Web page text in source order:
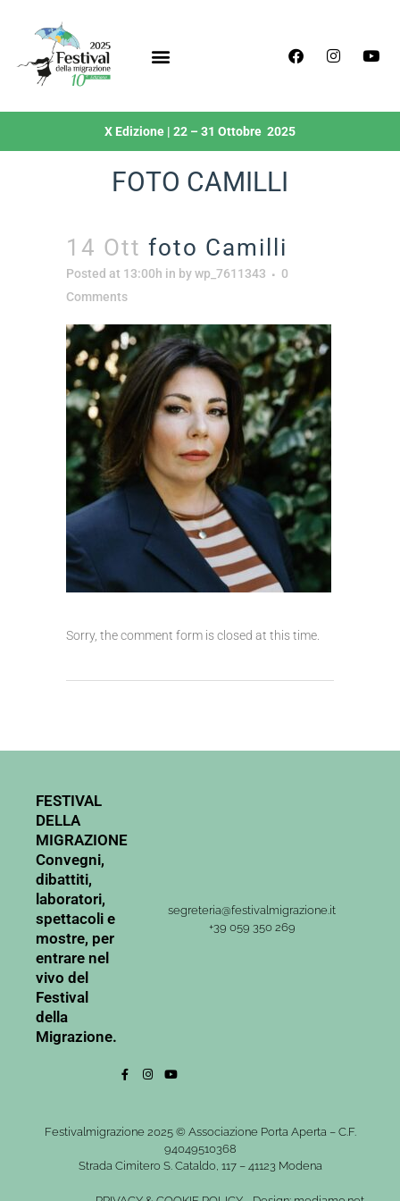
X Edizione | 22 – 31 Ottobre 2025
FOTO CAMILLI
14 Ott foto Camilli
Posted at 13:00h in bywp_7611343
0
Comments
Sorry, the comment form is closed at this time.
FESTIVAL
DELLA
MIGRAZIONE
Convegni,
dibattiti,
laboratori,
spettacoli e
mostre, per
entrare nel
vivo del
Festival
della
Migrazione.
segreteria@festivalmigrazione.it
+39 059 350 269
Festivalmigrazione 2025 © Associazione Porta Aperta – C.F.
94049510368
Strada Cimitero S. Cataldo, 117 – 41123 Modena